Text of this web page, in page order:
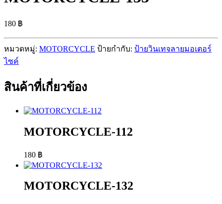
180 ฿
หมวดหมู่: MOTORCYCLE ป้ายกำกับ: ป้ายวินเทจลายมอเตอร์
ไซค์
สินค้าที่เกี่ยวข้อง
MOTORCYCLE-112
180 ฿
MOTORCYCLE-132